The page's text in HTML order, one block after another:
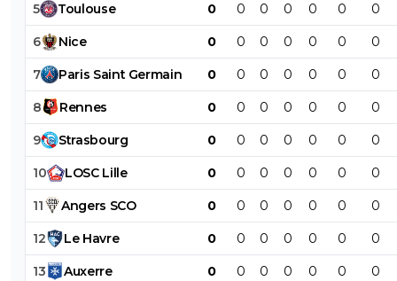
5 Toulouse 0 0 0 0 0 0 0
6 Nice 0 0 0 0 0 0 0
7 Paris Saint Germain 0 0 0 0 0 0 0
8 Rennes 0 0 0 0 0 0 0
9 Strasbourg 0 0 0 0 0 0 0
10 LOSC Lille 0 0 0 0 0 0 0
11 Angers SCO 0 0 0 0 0 0 0
12 Le Havre 0 0 0 0 0 0 0
13 Auxerre 0 0 0 0 0 0 0